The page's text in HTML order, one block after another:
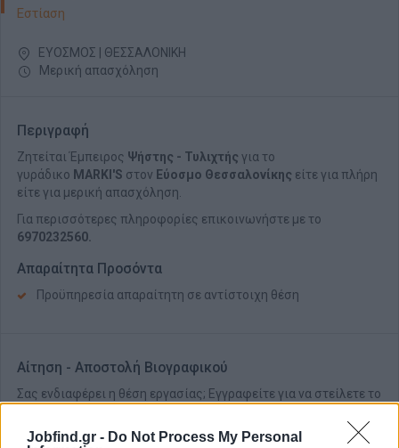
Jobfind.gr - Do Not Process My Personal
Εστίαση
ΕΥΟΣΜΟΣ | ΘΕΣΣΑΛΟΝΙΚΗ
Μερική απασχόληση
Περιγραφή
Ζητείται Έμπειρος Ψήστης - Τυλιχτής για το
γυράδικο MARKI'S στον Εύοσμο Θεσσαλονίκης είτε για πλήρη
είτε για μερική απασχόληση.
Για περισσότερες πληροφορίες επικοινωνήστε με το
6970232560.
Απαραίτητα Προσόντα
Προϋπηρεσία απαραίτητη σε αντίστοιχη θέση
Αίτηση - Αποστολή Βιογραφικού
Σας ενδιαφέρει η θέση εργασίας; Εγγραφείτε για να στείλετε το